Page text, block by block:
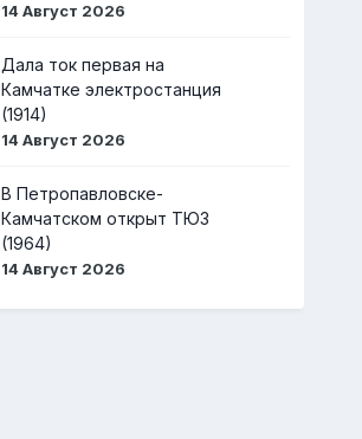
14 Август 2026
Дала ток первая на
Камчатке электростанция
(1914)
14 Август 2026
В Петропавловске-
Камчатском открыт ТЮЗ
(1964)
14 Август 2026